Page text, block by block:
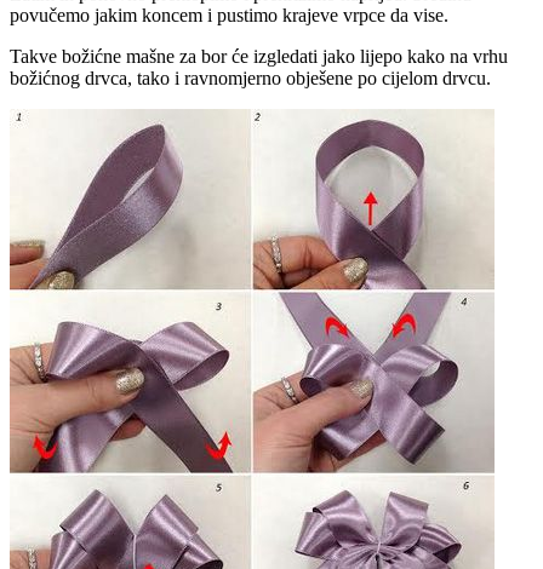
povučemo jakim koncem i pustimo krajeve vrpce da vise.
Takve božićne mašne za bor će izgledati jako lijepo kako na vrhu
božićnog drvca, tako i ravnomjerno obješene po cijelom drvcu.